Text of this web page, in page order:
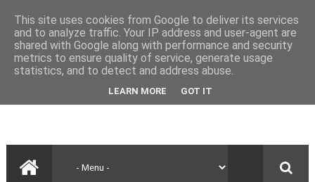
This site uses cookies from Google to deliver its services
and to analyze traffic. Your IP address and user-agent are
shared with Google along with performance and security
metrics to ensure quality of service, generate usage
statistics, and to detect and address abuse.
LEARN MORE GOT IT